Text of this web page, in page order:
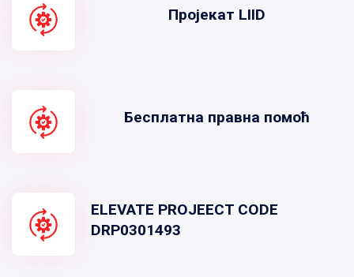
Пројекат LIID
Бесплатна правна помоћ
ELEVATE PROJEECT CODE
DRP0301493